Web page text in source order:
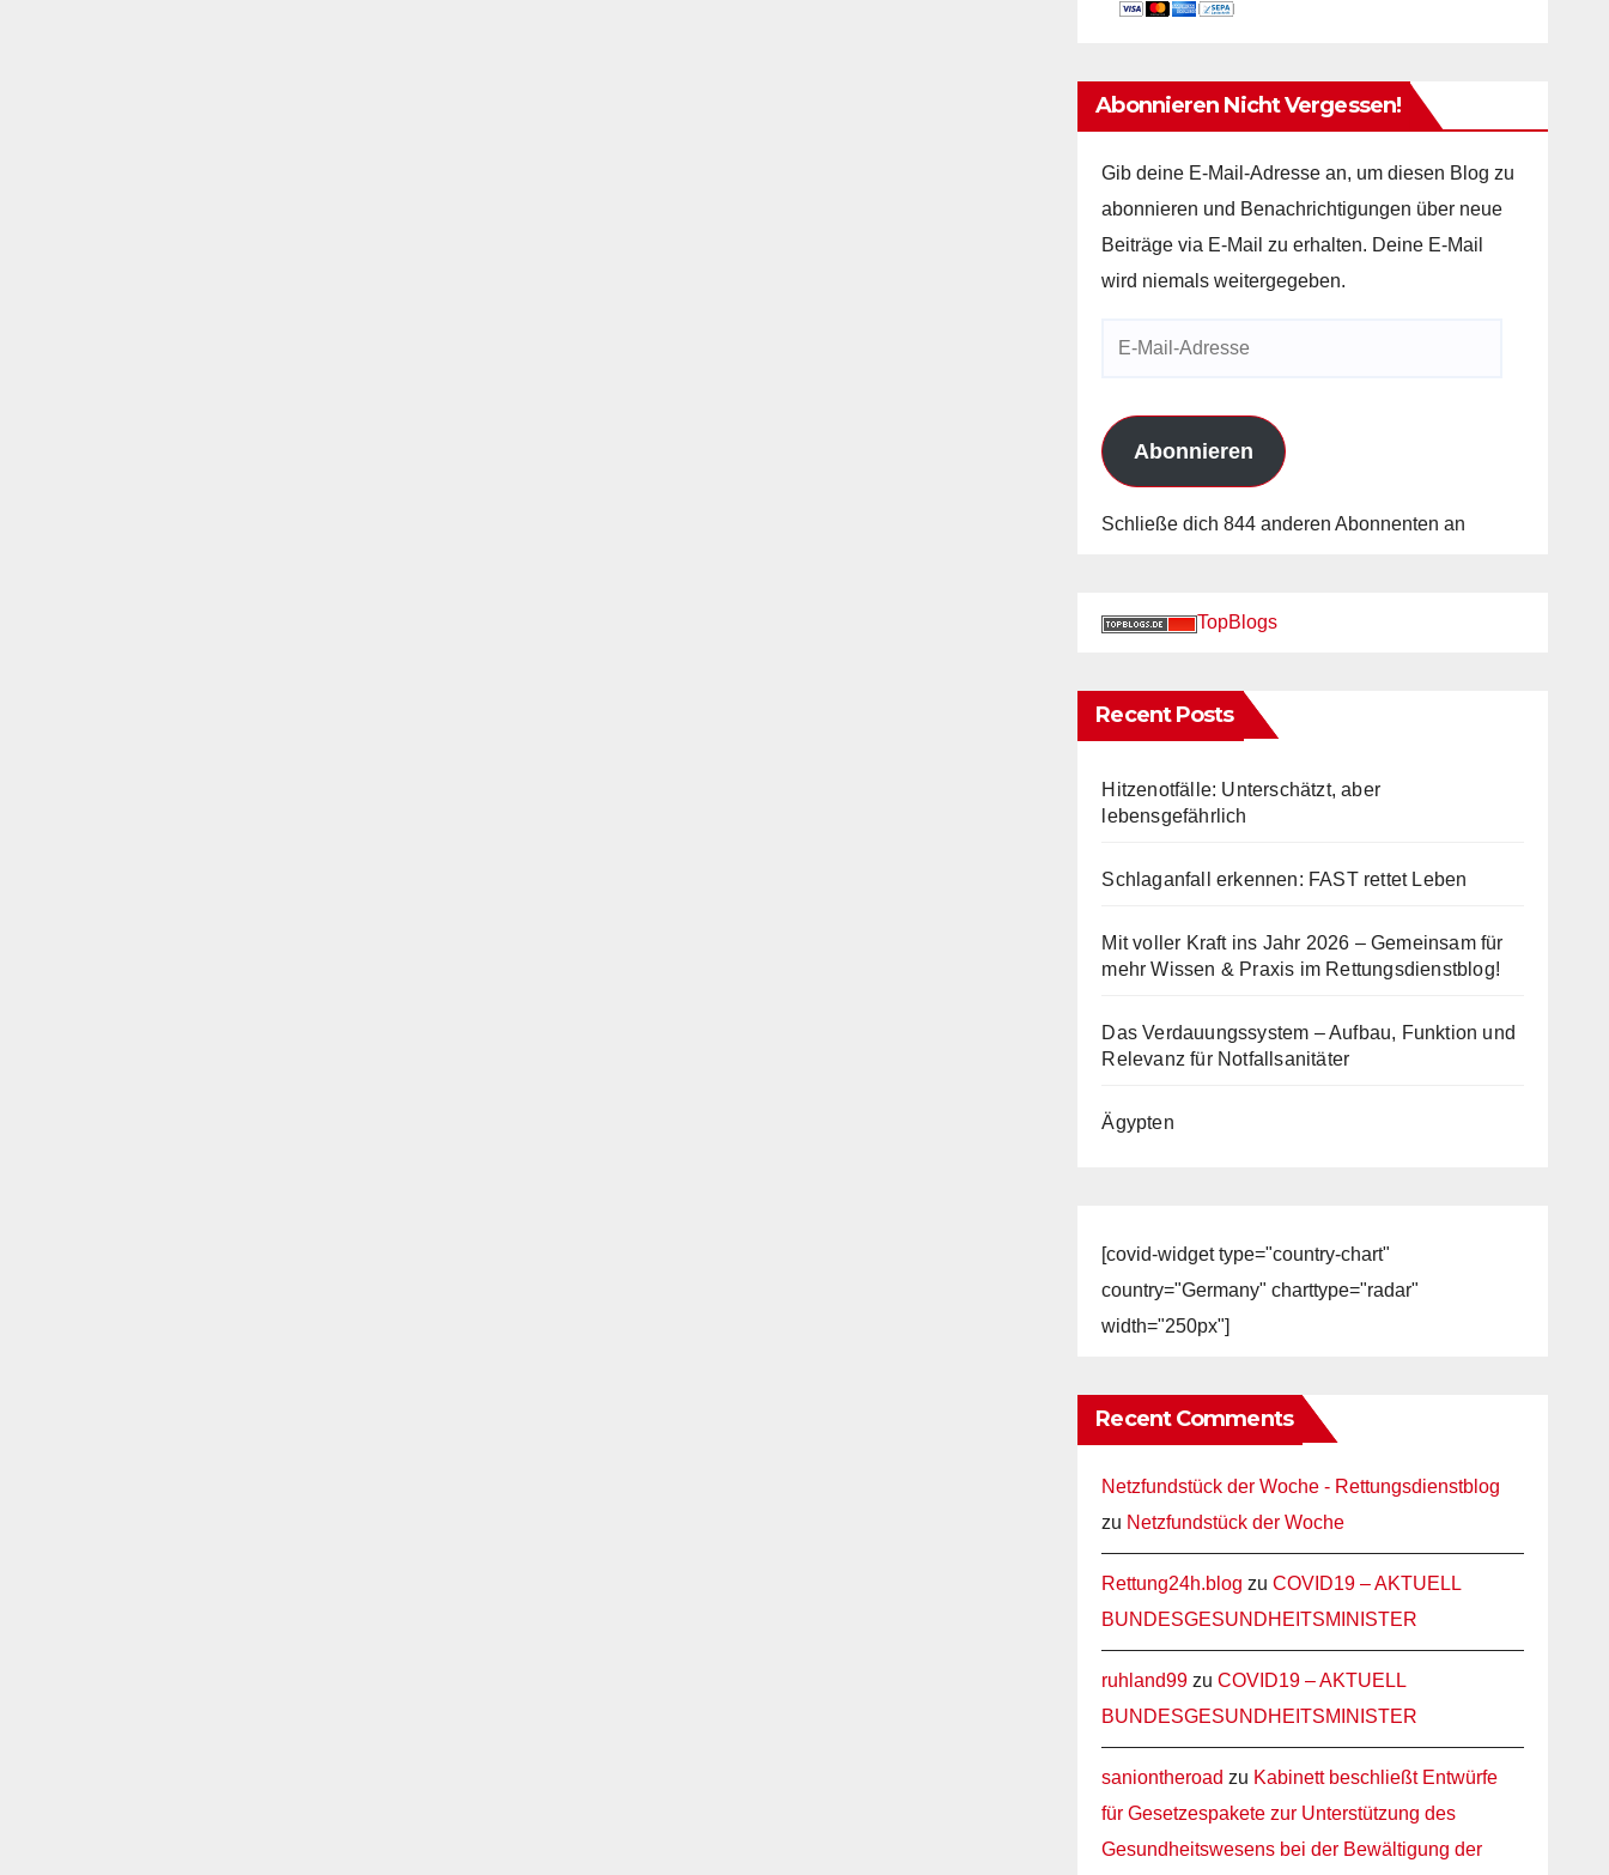
Abonnieren Nicht Vergessen!
Gib deine E-Mail-Adresse an, um diesen Blog zu
abonnieren und Benachrichtigungen über neue
Beiträge via E-Mail zu erhalten. Deine E-Mail
wird niemals weitergegeben.
Abonnieren
Schließe dich 844 anderen Abonnenten an
TopBlogs
Recent Posts
Hitzenotfälle: Unterschätzt, aber
lebensgefährlich
Schlaganfall erkennen: FAST rettet Leben
Mit voller Kraft ins Jahr 2026 – Gemeinsam für
mehr Wissen & Praxis im Rettungsdienstblog!
Das Verdauungssystem – Aufbau, Funktion und
Relevanz für Notfallsanitäter
Ägypten
[covid-widget type="country-chart"
country="Germany" charttype="radar"
width="250px"]
Recent Comments
Netzfundstück der Woche - Rettungsdienstblog
zu Netzfundstück der Woche
Rettung24h.blog zuCOVID19 – AKTUELL
BUNDESGESUNDHEITSMINISTER
ruhland99 zuCOVID19 – AKTUELL
BUNDESGESUNDHEITSMINISTER
saniontheroad zu Kabinett beschließt Entwürfe
für Gesetzespakete zur Unterstützung des
Gesundheitswesens bei der Bewältigung der